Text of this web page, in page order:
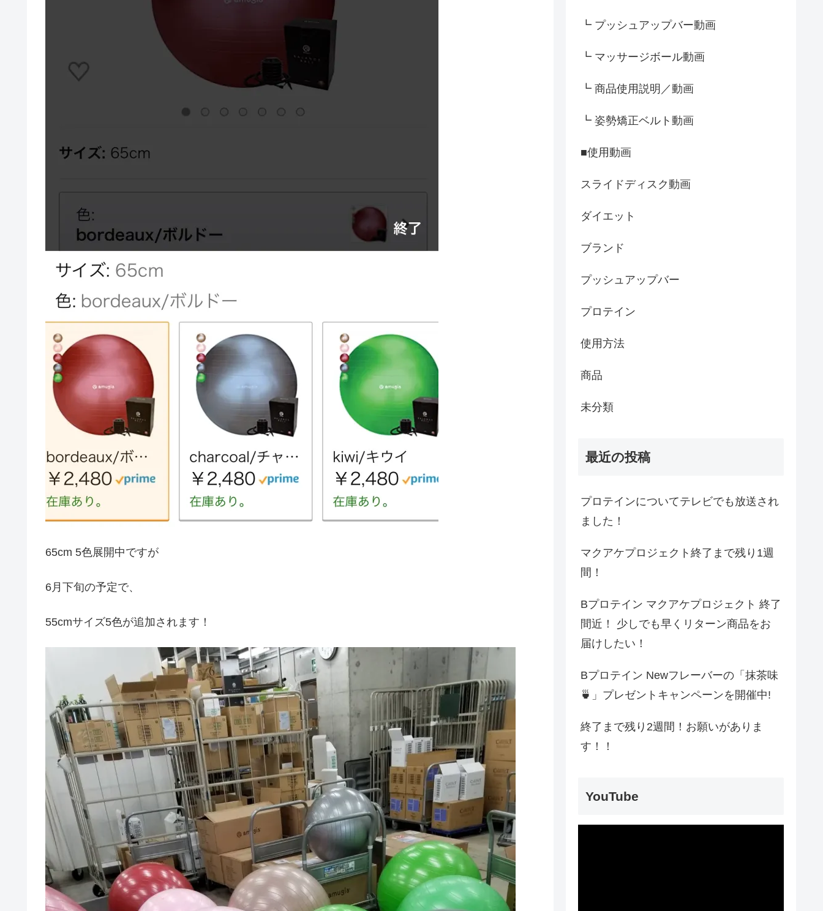
65cm 5色展開中ですが
6月下旬の予定で、
55cmサイズ5色が追加されます！
┗ プッシュアップバー動画
┗ マッサージボール動画
┗ 商品使用説明／動画
┗ 姿勢矯正ベルト動画
■使用動画
スライドディスク動画
ダイエット
ブランド
プッシュアップバー
プロテイン
使用方法
商品
未分類
最近の投稿
プロテインについてテレビでも放送され
ました！
マクアケプロジェクト終了まで残り1週
間！
Bプロテイン マクアケプロジェクト 終了
間近！ 少しでも早くリターン商品をお
届けしたい！
Bプロテイン Newフレーバーの「抹茶味
🍵」プレゼントキャンペーンを開催中!
終了まで残り2週間！お願いがありま
す！！
YouTube